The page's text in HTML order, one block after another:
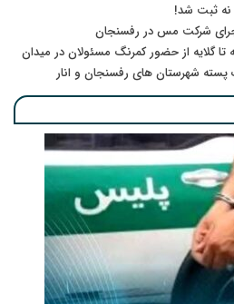
نه ثبت شد!
شرکت مس در رفسنجان
تا گلایه از حضور کمرنگ مسئولان در میدان
شهرستان های رفسنجان و انار